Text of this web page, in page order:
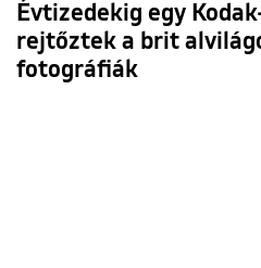
Évtizedekig egy
rejtőztek a brit
fotográfiák